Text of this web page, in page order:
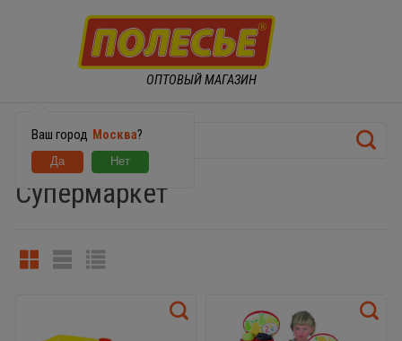
ОПТОВЫЙ МАГАЗИН
Ваш город Москва?
Супермаркет